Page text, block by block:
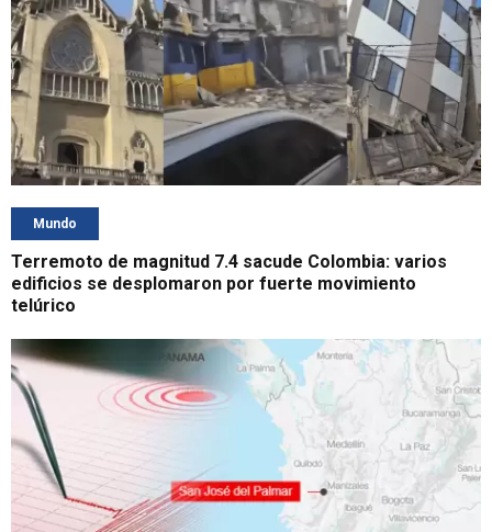
Mundo
Terremoto de magnitud 7.4 sacude Colombia: varios
edificios se desplomaron por fuerte movimiento
telúrico